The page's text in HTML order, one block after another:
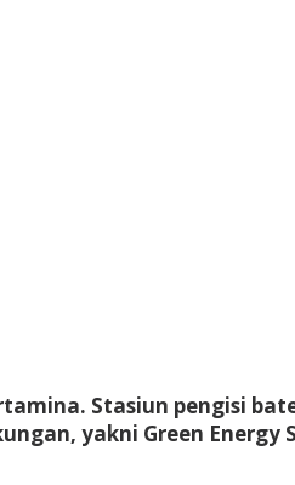
Stasiun pengisi
yakni Green Energy